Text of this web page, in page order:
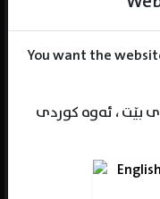
You want the
بێت ، ئەوە کوردی
Gender : male